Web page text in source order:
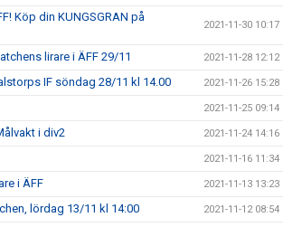
Köp din KUNGSGRAN på
2021-11-30 10:17
lirare i ÄFF 29/11 2021-11-28 12:12
IF söndag 28/11 kl 14.00 2021-11-26 15:28
2021-11-25 09:14
i div2 2021-11-24 14:16
2021-11-16 11:34
i ÄFF 2021-11-13 13:23
lördag 13/11 kl 14:00 2021-11-12 08:54